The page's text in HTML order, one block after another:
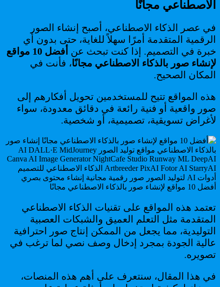
الاصطناعي مجانًا
في عصر الذكاء الاصطناعي، أصبح إنشاء الصور
الرقمية المتقدمة أمرًا سهلاً للغاية، حتى بدون أي
خبرة في التصميم. إذا كنت تبحث عن
أفضل 10 مواقع
لإنشاء صور بالذكاء الاصطناعي مجانًا، فأنت في
المكان الصحيح.
هذه المواقع تتيح للمستخدمين تحويل أفكارهم إلى
صور واقعية أو فنية رائعة في دقائق معدودة، سواء
لأغراض تسويقية، تصميمية، أو شخصية.
أفضل 10 مواقع لإنشاء صور بالذكاء الاصطناعي مجانًا
تعتمد هذه المواقع على تقنيات الذكاء الاصطناعي
المتقدمة مثل التعلم العميق والشبكات العصبية
التوليدية، مما يجعل من الممكن إنتاج صور احترافية
عالية الجودة بمجرد إدخال وصف نصي لما ترغب في
تصويره.
في هذا المقال، سنتعرف على أهم هذه المنصات،